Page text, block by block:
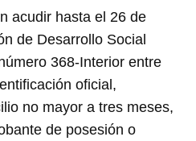
acudir hasta el 26 de
de Desarrollo Social
368-Interior entre
oficial,
no mayor a tres meses,
de posesión o